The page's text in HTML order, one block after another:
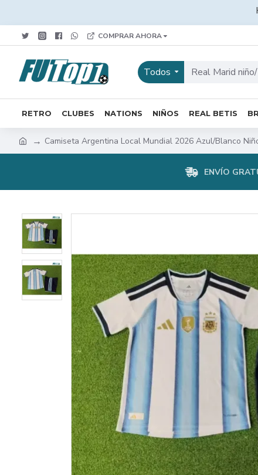
COMPRAR AHORA
Todos
RETRO CLUBES NATIONS NIÑOS REAL BETIS
Camiseta Argentina Local Mundial 2026 Azul/Blanco
ENVÍO